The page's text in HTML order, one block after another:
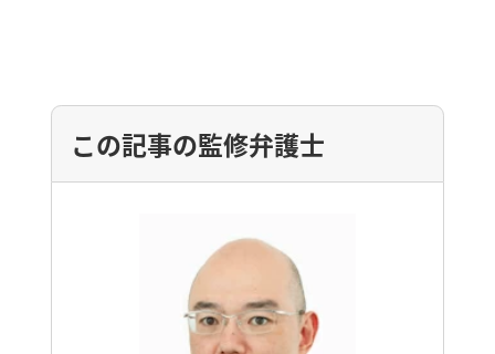
この記事の監修弁護士